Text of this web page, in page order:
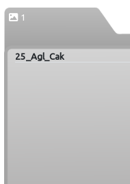
1
25_Agl_Cak